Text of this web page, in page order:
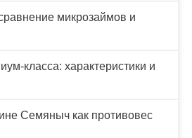
микрозаймов и
класса: характеристики и
Семяныч как противовес